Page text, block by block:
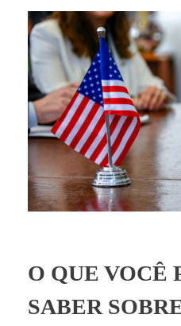
BLOG
O QUE VOCÊ
SABER